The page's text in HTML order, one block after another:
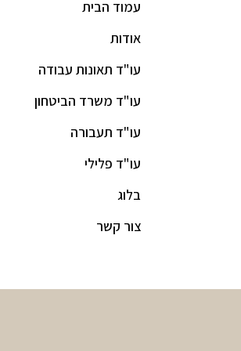
עמוד הבית
אודות
עו"ד תאונות עבודה
עו"ד משרד הביטחון
עו"ד תעבורה
עו"ד פלילי
בלוג
צור קשר